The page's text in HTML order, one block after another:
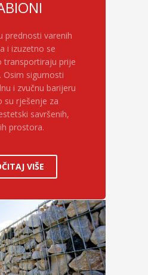
prednosti varenih
i izuzetno se
transportiraju prije
Osim sigurnosti
i zvučnu barijeru
su rješenje za
savršenih,
prostora.
VIŠE